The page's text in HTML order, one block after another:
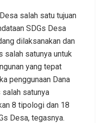
salah satu tujuan
SDGs Desa
dilaksanakan dan
salah satunya untuk
yang tepat
penggunaan Dana
satunya
8 tipologi dan 18
Desa, tegasnya.